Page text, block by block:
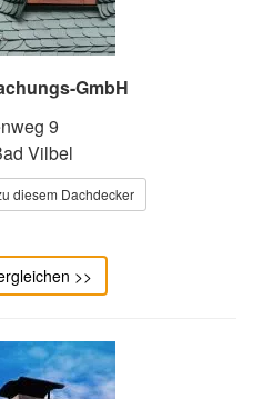
GmbH
9
Vilbel
diesem Dachdecker
>>